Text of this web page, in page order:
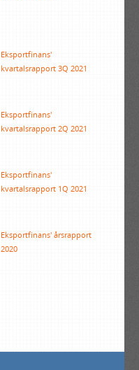
Eksportfinans'
kvartalsrapport 3Q 2021
Eksportfinans'
kvartalsrapport 2Q 2021
Eksportfinans'
kvartalsrapport 1Q 2021
Eksportfinans' årsrapport
2020